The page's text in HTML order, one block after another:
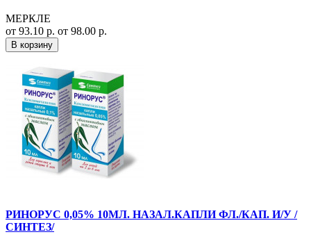
МЕРКЛЕ
от 93.10 р. от 98.00 р.
В корзину
РИНОРУС 0,05% 10МЛ. НАЗАЛ.КАПЛИ ФЛ./КАП. И/У /
СИНТЕЗ/